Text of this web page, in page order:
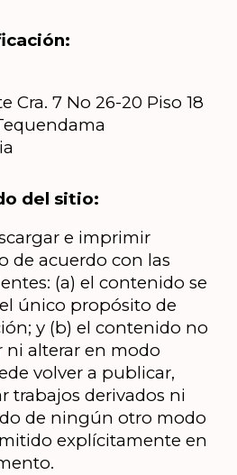
Cra. 7 No 26-20 Piso 18
del sitio:
e imprimir
de acuerdo con las
(a) el contenido se
único propósito de
y (b) el contenido no
ni alterar en modo
volver a publicar,
trabajos derivados ni
de ningún otro modo
explícitamente en